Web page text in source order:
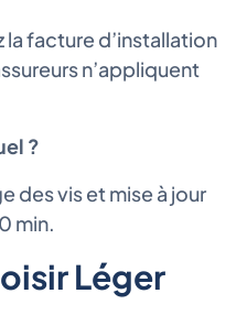
la facture d’installation
n’appliquent
?
des vis et mise à jour
min.
Léger